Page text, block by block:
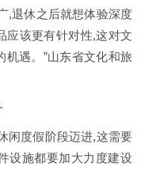
,退休之后就想体验深度
应该更有针对性,这对文
遇。”山东省文化和旅
闲度假阶段迈进,这需要
设施都要加大力度建设